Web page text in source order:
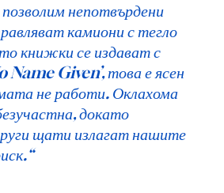
непотвърдени
камиони с тегло
книжки се издават с
Name Given’, това е ясен
не работи. Оклахома
докато
щати излагат нашите